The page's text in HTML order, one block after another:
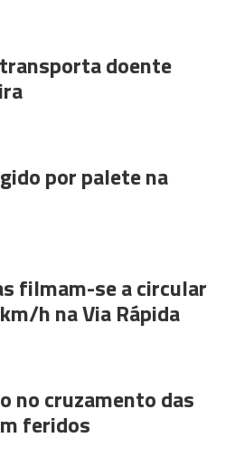
doente
por palete na
filmam-se a circular
h na Via Rápida
no cruzamento das
feridos